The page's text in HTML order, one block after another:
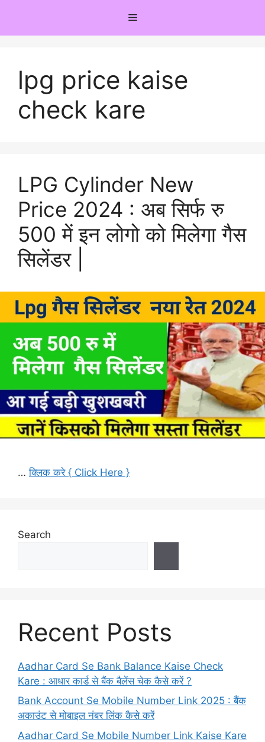
content
Menu
lpg price kaise
check kare
LPG Cylinder New
Price 2024 : अब सिर्फ रु
500 में इन लोगो को मिलेगा गैस
सिलेंडर |
…क्लिक करे { Click Here }
Search
Recent Posts
Aadhar Card Se Bank Balance Kaise Check
Kare : आधार कार्ड से बैंक बैलेंस चेक कैसे करें ?
Bank Account Se Mobile Number Link 2025 : बैंक
अकाउंट से मोबाइल नंबर लिंक कैसे करें
Aadhar Card Se Mobile Number Link Kaise Kare